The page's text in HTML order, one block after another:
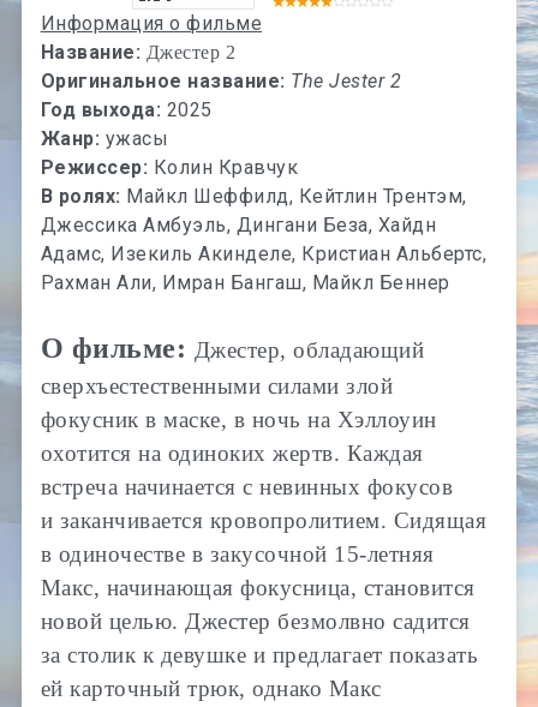
Информация о фильме
Название: Джестер 2
Оригинальное название: The Jester 2
Год выхода: 2025
Жанр: ужасы
Режиссер: Колин Кравчук
В ролях: Майкл Шеффилд, Кейтлин Трентэм,
Джессика Амбуэль, Дингани Беза, Хайдн
Адамс, Изекиль Акинделе, Кристиан Альбертс,
Рахман Али, Имран Бангаш, Майкл Беннер
О фильме: Джестер, обладающий
сверхъестественными силами злой
фокусник в маске, в ночь на Хэллоуин
охотится на одиноких жертв. Каждая
встреча начинается с невинных фокусов
и заканчивается кровопролитием. Сидящая
в одиночестве в закусочной 15-летняя
Макс, начинающая фокусница, становится
новой целью. Джестер безмолвно садится
за столик к девушке и предлагает показать
ей карточный трюк, однако Макс